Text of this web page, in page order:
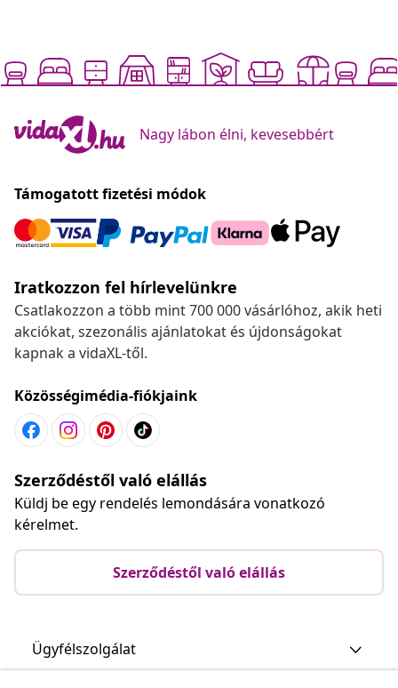
Nagy lábon élni, kevesebbért
Támogatott fizetési módok
Iratkozzon fel hírlevelünkre
Csatlakozzon a több mint 700 000 vásárlóhoz, akik heti
akciókat, szezonális ajánlatokat és újdonságokat
kapnak a vidaXL-től.
Közösségimédia-fiókjaink
Szerződéstől való elállás
Küldj be egy rendelés lemondására vonatkozó
kérelmet.
Szerződéstől való elállás
Ügyfélszolgálat